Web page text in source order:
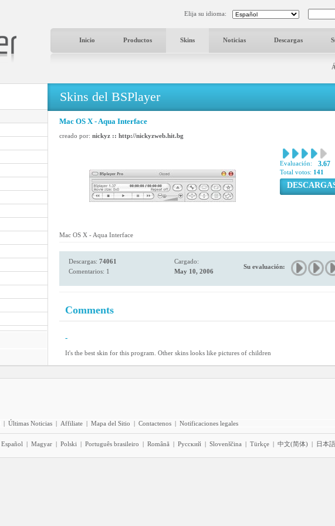
Elija su idioma:
Inicio Productos Skins Noticias Descargas
Skins del BSPlayer
Mac OS X - Aqua Interface
creado por: nickyz :: http://nickyzweb.hit.bg
Evaluación: 3.67
Total votos: 141
Mac OS X - Aqua Interface
Descargas: 74061
Comentarios: 1
Cargado:
May 10, 2006
Su evaluación:
Comments
-
It's the best skin for this program. Other skins looks like pictures of children
| Últimas Noticias | Affiliate | Mapa del Sitio | Contactenos | Notificaciones legales
Español | Magyar | Polski | Português brasileiro | Română | Pyccĸий | Slovenščina | Türkçe | 中文(简体) | 日本語